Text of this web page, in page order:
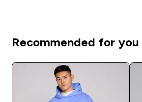
Recommended for you